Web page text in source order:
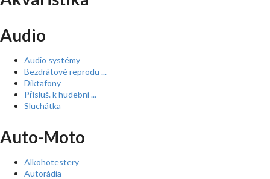
Audio
Audio systémy
Bezdrátové reprodu ...
Diktafony
Přísluš. k hudební ...
Sluchátka
Auto-Moto
Alkohotestery
Autorádia